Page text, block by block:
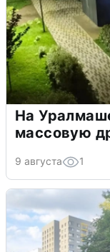
На
массовую
9 августа 1